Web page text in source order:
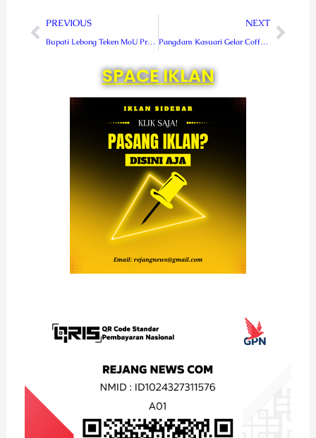
Prev
PREVIOUS
Bupati Lebong Teken MoU Program Sekolah Penggerak
NEXT
Pangdam Kasuari Gelar Coffee Morning Bersama Insan Pers
Next
SPACE IKLAN